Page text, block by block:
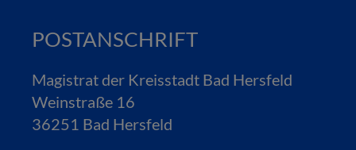
POSTANSCHRIFT
Magistrat der Kreisstadt Bad Hersfeld
Weinstraße 16
36251 Bad Hersfeld